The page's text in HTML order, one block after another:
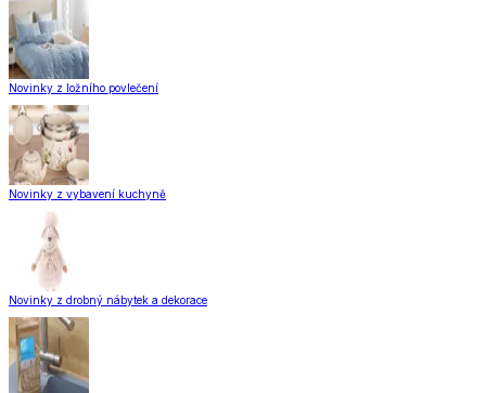
Novinky z ložního povlečení
Novinky z vybavení kuchyně
Novinky z drobný nábytek a dekorace